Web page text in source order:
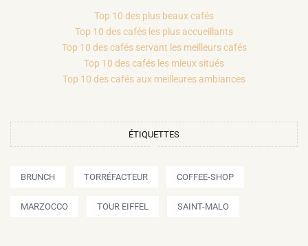
Top 10 des plus beaux cafés
Top 10 des cafés les plus accueillants
Top 10 des cafés servant les meilleurs cafés
Top 10 des cafés les mieux situés
Top 10 des cafés aux meilleures ambiances
ÉTIQUETTES
BRUNCH TORRÉFACTEUR COFFEE-SHOP
MARZOCCO TOUR EIFFEL SAINT-MALO